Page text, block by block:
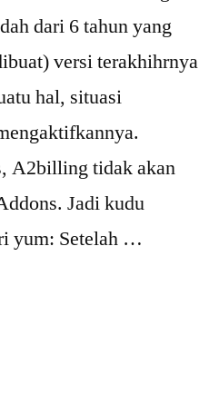
dari 6 tahun yang
versi terakhihrnya
hal, situasi
A2billing tidak akan
Jadi kudu
yum: Setelah …